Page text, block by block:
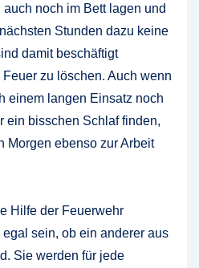
noch im Bett lagen und
Stunden dazu keine
damit beschäftigt
zu löschen. Auch wenn
einem langen Einsatz noch
ein bisschen Schlaf finden,
Morgen ebenso zur Arbeit
Hilfe der Feuerwehr
sein, ob ein anderer aus
Sie werden für jede